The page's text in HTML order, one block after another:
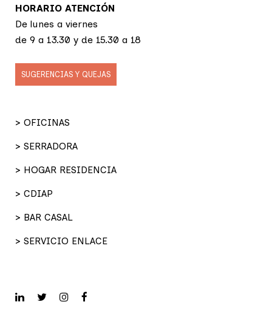
HORARIO ATENCIÓN
De lunes a viernes
de 9 a 13.30 y de 15.30 a 18
SUGERENCIAS Y QUEJAS
> OFICINAS
> SERRADORA
> HOGAR RESIDENCIA
> CDIAP
> BAR CASAL
> SERVICIO ENLACE